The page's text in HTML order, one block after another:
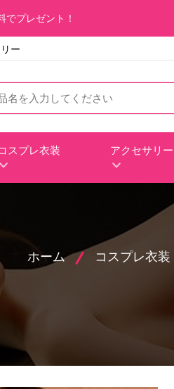
プレゼント！
ー
スプレ衣装 アクセサリー
ホーム コスプレ衣装